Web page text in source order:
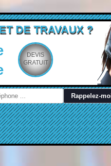
DE TRAVAUX ?
DEVIS
GRATUIT